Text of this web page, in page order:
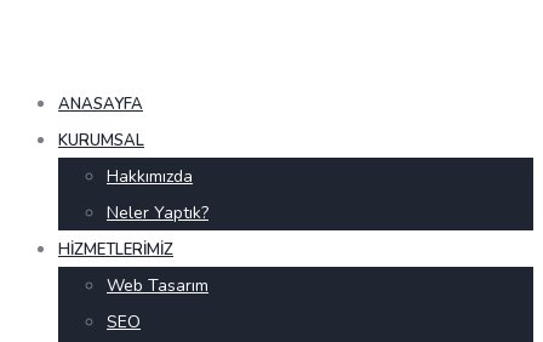
ANASAYFA
KURUMSAL
Hakkımızda
Neler Yaptık?
HIZMETLERIMIZ
Web Tasarım
SEO